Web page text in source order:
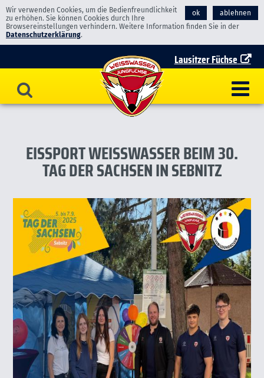
ok ablehnen
Wir verwenden Cookies, um die Bedienfreundlichkeit
zu erhöhen. Sie können Cookies durch Ihre
Browsereinstellungen verhindern. Weitere Information finden Sie in der
Datenschutzerklärung.
Lausitzer Füchse
EISSPORT WEISSWASSER BEIM 30. T
AG DER SACHSEN IN SEBNITZ